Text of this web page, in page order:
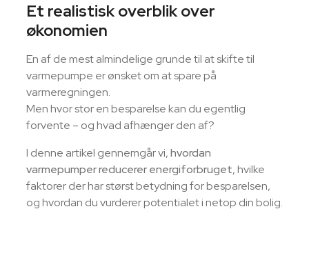
Et realistisk overblik over
økonomien
En af de mest almindelige grunde til at skifte til
varmepumpe er ønsket om at spare på
varmeregningen.
Men hvor stor en besparelse kan du egentlig
forvente – og hvad afhænger den af?
I denne artikel gennemgår vi,hvordan
varmepumper reducerer energiforbruget, hvilke
faktorer der har størst betydning for besparelsen,
og hvordan du vurderer potentialet i netop din bolig.